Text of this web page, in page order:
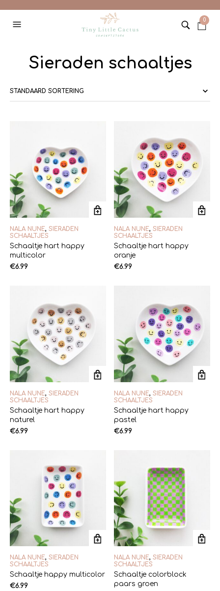
0
Sieraden schaaltjes
NALA NUNE, SIERADEN
SCHAALTJES
Schaaltje hart happy
multicolor
€6.99
NALA NUNE,SIERADEN
SCHAALTJES
Schaaltje hart happy
oranje
€6.99
NALA NUNE, SIERADEN
SCHAALTJES
Schaaltje hart happy
naturel
€6.99
NALA NUNE,SIERADEN
SCHAALTJES
Schaaltje hart happy
pastel
€6.99
NALA NUNE, SIERADEN
SCHAALTJES
Schaaltje happy multicolor
€6.99
NALA NUNE,SIERADEN
SCHAALTJES
Schaaltje colorblock
paars groen